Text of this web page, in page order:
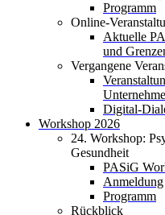
Programm
Online-
Aktuelle
und
Vergangene
Digital-
Workshop 2026
24. Workshop:
Gesundheit
PASiG
Anmeldung
Programm
Rückblick